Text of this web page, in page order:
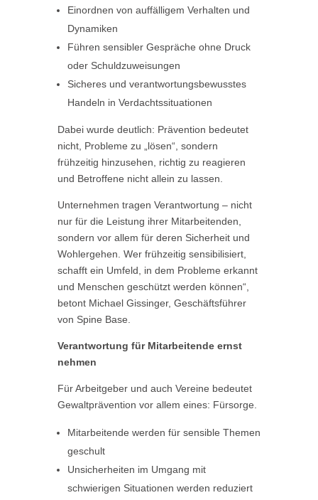
Einordnen von auffälligem Verhalten und
Dynamiken
Führen sensibler Gespräche ohne Druck
oder Schuldzuweisungen
Sicheres und verantwortungsbewusstes
Handeln in Verdachtssituationen
Dabei wurde deutlich: Prävention bedeutet
nicht, Probleme zu „lösen“, sondern
frühzeitig hinzusehen, richtig zu reagieren
und Betroffene nicht allein zu lassen.
Unternehmen tragen Verantwortung – nicht
nur für die Leistung ihrer Mitarbeitenden,
sondern vor allem für deren Sicherheit und
Wohlergehen. Wer frühzeitig sensibilisiert,
schafft ein Umfeld, in dem Probleme erkannt
und Menschen geschützt werden können“,
betont Michael Gissinger, Geschäftsführer
von Spine Base.
Verantwortung für Mitarbeitende ernst
nehmen
Für Arbeitgeber und auch Vereine bedeutet
Gewaltprävention vor allem eines: Fürsorge.
Mitarbeitende werden für sensible Themen
geschult
Unsicherheiten im Umgang mit
schwierigen Situationen werden reduziert